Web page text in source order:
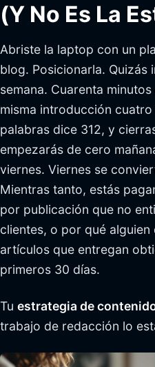
(Y No Es La
Abriste la laptop con un
blog. Posicionarla. Quizás
semana. Cuarenta
misma introducción
palabras dice 312, y
empezarás de cero
viernes. Viernes se
Mientras tanto, estás
por publicación que no
clientes, o por qué
artículos que entregan
primeros 30 días.
Tu estrategia de
trabajo de redacción lo